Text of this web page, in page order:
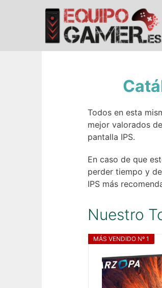
Todos en esta
mejor valorados
pantalla IPS.
En caso de que
perder tiempo y
IPS más
Nuestro
MÁS VENDIDO Nº 1